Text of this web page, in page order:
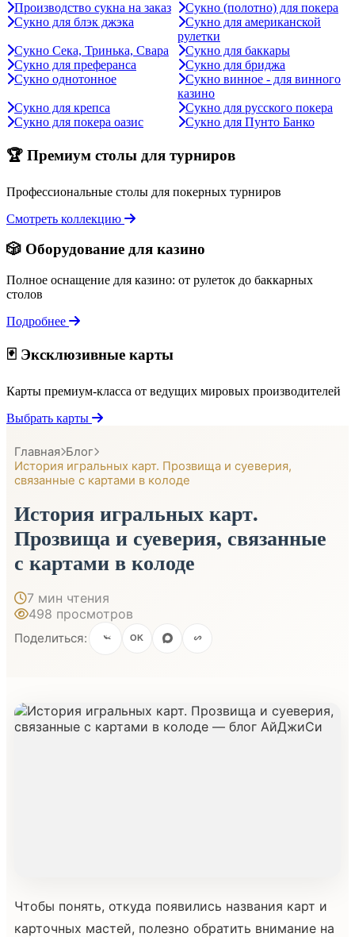
Производство сукна на заказ
Сукно (полотно) для покера
Сукно для блэк джэка
Сукно для американской
рулетки
Сукно Сека, Тринька, Свара
Сукно для баккары
Сукно для преферанса
Сукно для бриджа
Сукно однотонное
Сукно винное - для винного
казино
Сукно для крепса
Сукно для русского покера
Сукно для покера оазис
Сукно для Пунто Банко
🏆 Премиум столы для турниров
Профессиональные столы для покерных турниров
Смотреть коллекцию
🎲 Оборудование для казино
Полное оснащение для казино: от рулеток до баккарных
столов
Подробнее
🃏 Эксклюзивные карты
Карты премиум-класса от ведущих мировых производителей
Выбрать карты
Главная Блог
История игральных карт. Прозвища и суеверия,
связанные с картами в колоде
История игральных карт.
Прозвища и суеверия, связанные
с картами в колоде
7 мин чтения
498 просмотров
Поделиться: OK
Чтобы понять, откуда появились названия карт и
карточных мастей, полезно обратить внимание на